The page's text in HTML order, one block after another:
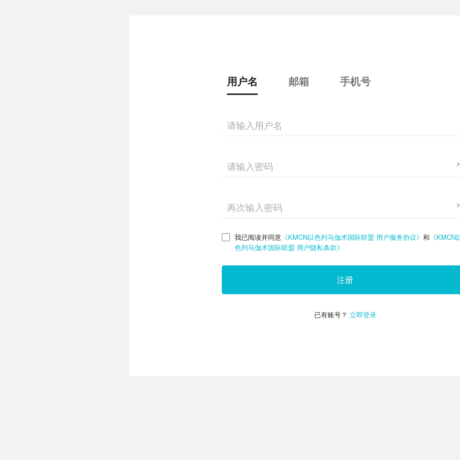
用户名 邮箱 手机号
我已阅读并同意 《KMCN以色列马伽术国际联盟 用户服务协议》 和 《KMCN
色列马伽术国际联盟 用户隐私条款》
注册
已有账号？ 立即登录